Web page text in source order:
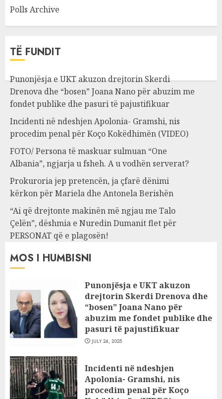
Polls Archive
TË FUNDIT
Punonjësja e UKT akuzon drejtorin Skerdi
Drenova dhe “bosen” Joana Nano për abuzim me
fondet publike dhe pasuri të pajustifikuar
Incidenti në ndeshjen Apolonia- Gramshi, nis
procedim penal për Koço Kokëdhimën (VIDEO)
FOTO/ Persona të maskuar sulmuan “One
Albania”, ngjarja u fsheh. A u vodhën serverat?
Prokuroria jep pretencën, ja çfarë dënimi
kërkon për Mariela dhe Antonela Berishën
“Ai që drejtonte makinën më ngjau me Talo
Çelën”, dëshmia e Nuredin Dumanit flet për
PERSONAT që e plagosën!
MOS I HUMBISNI
Punonjësja e UKT akuzon
drejtorin Skerdi Drenova dhe
“bosen” Joana Nano për
abuzim me fondet publike dhe
pasuri të pajustifikuar
JULY 24, 2025
Incidenti në ndeshjen
Apolonia- Gramshi, nis
procedim penal për Koço